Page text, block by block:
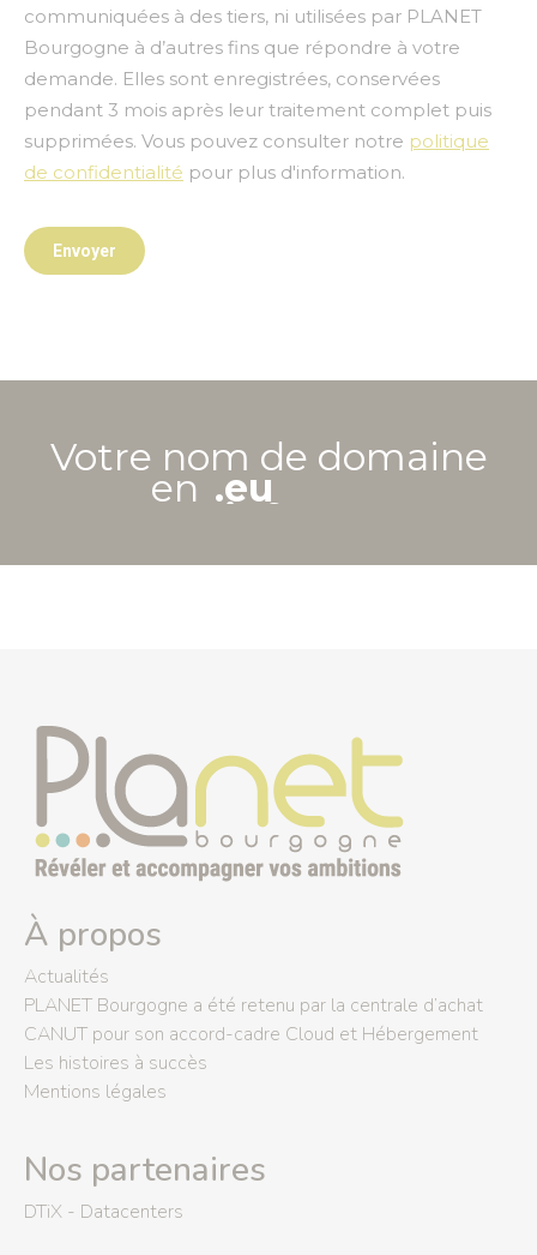
communiquées à des tiers, ni utilisées par PLANET
Bourgogne à d’autres fins que répondre à votre
demande. Elles sont enregistrées, conservées
pendant 3 mois après leur traitement complet puis
supprimées. Vous pouvez consulter notre politique
de confidentialité pour plus d'information.
Envoyer
Votre nom de domaine
en .eu
.info
.vin
.eco
.fr
.com
.net
.org
À propos
Actualités
PLANET Bourgogne a été retenu par la centrale d’achat
CANUT pour son accord-cadre Cloud et Hébergement
Les histoires à succès
Mentions légales
Nos partenaires
DTiX - Datacenters